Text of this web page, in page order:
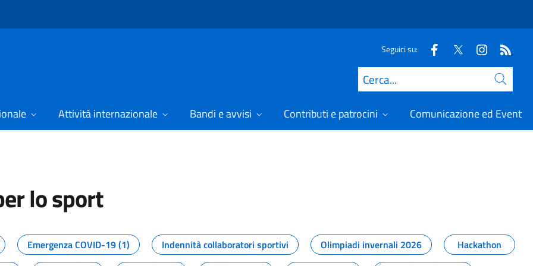
Seguici su:
Cerca
Attività internazionale Bandi e avvisi Contributi e patrocini Comunicazione ed Eventi
lo sport
dal Dipartimento per lo sport
Emergenza COVID-19 (1) Indennità collaboratori sportivi Olimpiadi invernali 2026
Hackathon